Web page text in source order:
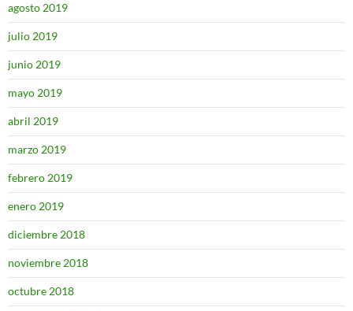
agosto 2019
julio 2019
junio 2019
mayo 2019
abril 2019
marzo 2019
febrero 2019
enero 2019
diciembre 2018
noviembre 2018
octubre 2018